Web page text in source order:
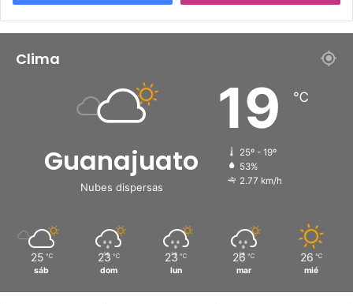
Clima
Guanajuato
Nubes dispersas
19 ℃
25º - 19º
53%
2.77 km/h
25 ℃
sáb
23 ℃
dom
23 ℃
lun
26 ℃
mar
26 ℃
mié